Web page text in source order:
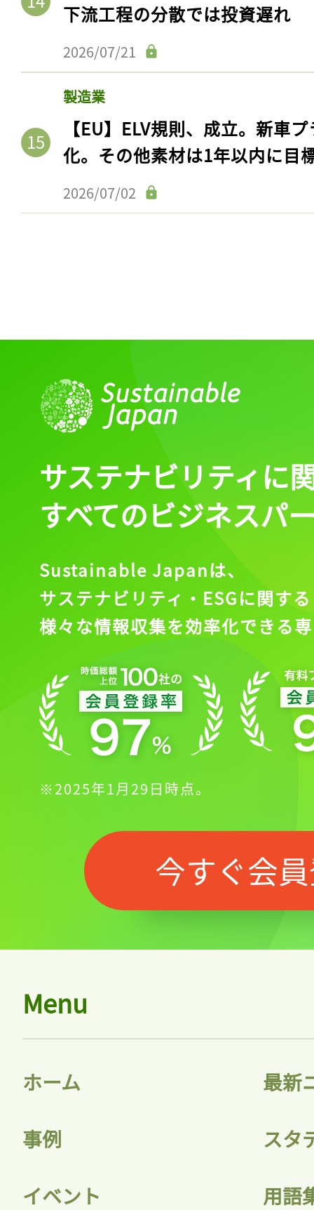
下流工程の分散では投資遅れ
2026/07/21
製造業
【EU】ELV規則、成立。新車
化。その他素材は1年以内に目
2026/07/02
記事をお気に入りに
サステナビリティに
すべてのビジネスパ
Sustainable Japanは、
サステナビリティ・ESGに関する
様々な情報収集を効率化できる
※2025年1月29日時点。
今すぐ会
Menu
ホーム 最新
事例 スタ
イベント 用語